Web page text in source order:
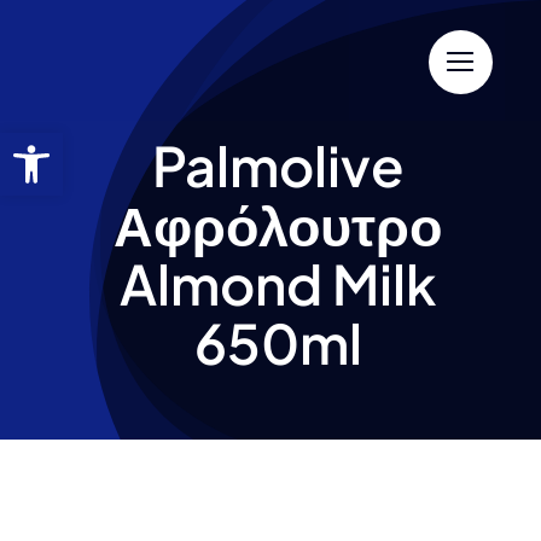
Palmolive
Αφρόλουτρο
Almond Milk
650ml